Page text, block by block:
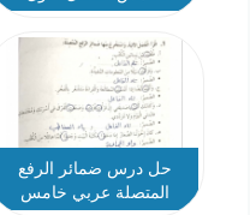
حل درس ضمائر الرفع
المتصلة عربي خامس